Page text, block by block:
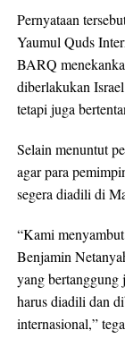
Pernyataan
Yaumul Quds
BARQ
diberlakukan
tetapi juga
Selain menuntut
agar para
segera diadili di
“Kami
Benjamin
yang bertanggung
harus diadili dan
internasional,”